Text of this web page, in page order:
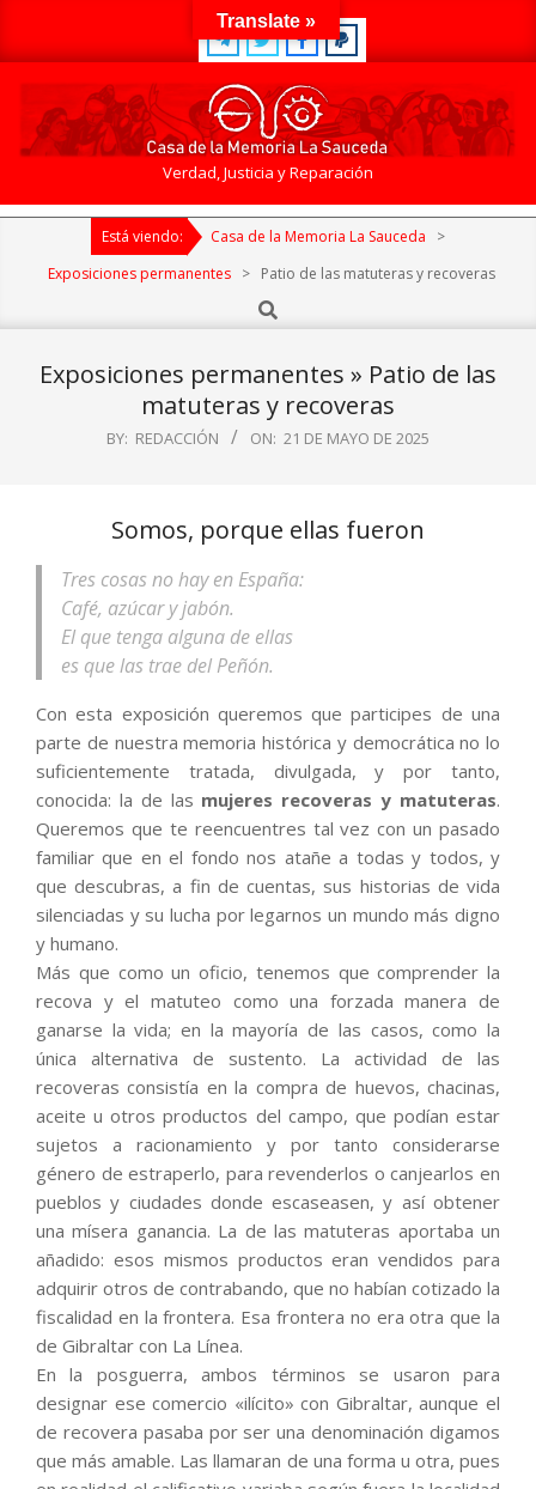
de
Memoria
Sauceda
Verdad, Justicia y Reparación
Primary
Está viendo: Casa de la Memoria La Sauceda
>
Exposiciones permanentes > Patio de las matuteras y recoveras
Search
Exposiciones permanentes » Patio de las
matuteras y recoveras
BY: REDACCIÓN ON: 21 DE MAYO DE 2025
Somos, porque ellas fueron
Tres cosas no hay en España:
Café, azúcar y jabón.
El que tenga alguna de ellas
es que las trae del Peñón.
Con esta exposición queremos que participes de una
parte de nuestra memoria histórica y democrática no lo
suficientemente tratada, divulgada, y por tanto,
conocida: la de las mujeres recoveras y matuteras.
Queremos que te reencuentres tal vez con un pasado
familiar que en el fondo nos atañe a todas y todos, y
que descubras, a fin de cuentas, sus historias de vida
silenciadas y su lucha por legarnos un mundo más digno
y humano.
Más que como un oficio, tenemos que comprender la
recova y el matuteo como una forzada manera de
ganarse la vida; en la mayoría de las casos, como la
única alternativa de sustento. La actividad de las
recoveras consistía en la compra de huevos, chacinas,
aceite u otros productos del campo, que podían estar
sujetos a racionamiento y por tanto considerarse
género de estraperlo, para revenderlos o canjearlos en
pueblos y ciudades donde escaseasen, y así obtener
una mísera ganancia. La de las matuteras aportaba un
añadido: esos mismos productos eran vendidos para
adquirir otros de contrabando, que no habían cotizado la
fiscalidad en la frontera. Esa frontera no era otra que la
de Gibraltar con La Línea.
En la posguerra, ambos términos se usaron para
designar ese comercio «ilícito» con Gibraltar, aunque el
de recovera pasaba por ser una denominación digamos
que más amable. Las llamaran de una forma u otra, pues
Translate »